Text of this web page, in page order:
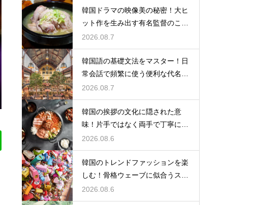
韓国ドラマの映像美の秘密！大ヒ
ット作を生み出す有名監督のこだ
わりの特徴
2026.08.7
韓国語の基礎文法をマスター！日
常会話で頻繁に使う便利な代名詞
の一覧
2026.08.7
韓国の挨拶の文化に隠された意
味！片手ではなく両手で丁寧に握
手する理由
2026.08.6
韓国のトレンドファッションを楽
しむ！骨格ウェーブに似合うスタ
イルの特徴
2026.08.6